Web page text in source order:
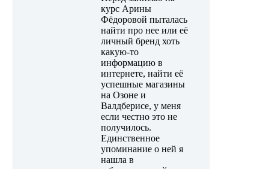
курс Арины
Фёдоровой пыталась
найти про нее или её
личный бренд хоть
какую-то
информацию в
интернете, найти её
успешные магазины
на Озоне и
Валдберисе, у меня
если честно это не
получилось.
Единственное
упоминание о ней я
нашла в